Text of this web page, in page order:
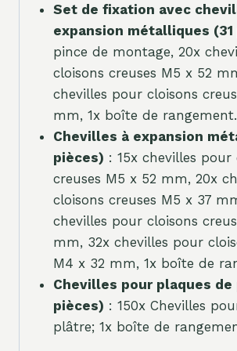
Set de fixation avec
expansion métalliques (31
pince de montage, 20x
cloisons creuses M5 x 52
chevilles pour cloisons
mm, 1x boîte de rangement.
Chevilles à expansion
pièces) : 15x chevilles pour
creuses M5 x 52 mm, 20x
cloisons creuses M5 x 37
chevilles pour cloisons
mm, 32x chevilles pour
M4 x 32 mm, 1x boîte de
Chevilles pour plaques de
pièces) : 150x Chevilles
plâtre; 1x boîte de